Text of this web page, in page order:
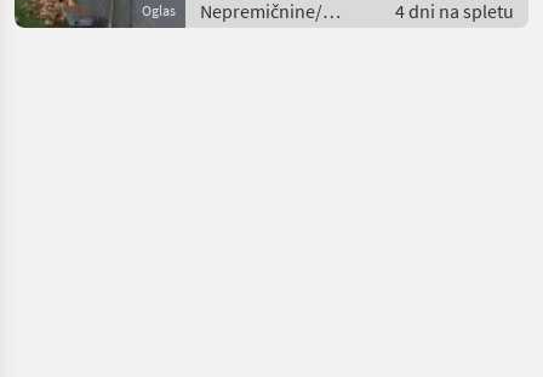
Oglas
Nepremičnine/
lastnosti / Hiše
4 dni na spletu